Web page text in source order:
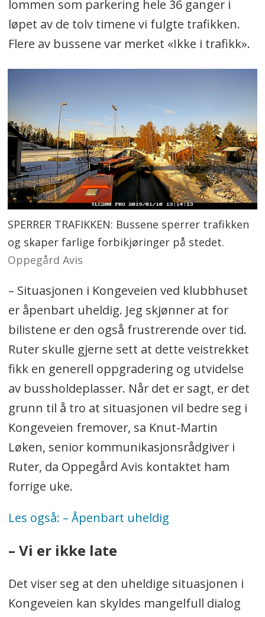
lommen som parkering hele 36 ganger i
løpet av de tolv timene vi fulgte trafikken.
Flere av bussene var merket «Ikke i trafikk».
SPERRER TRAFIKKEN: Bussene sperrer trafikken
og skaper farlige forbikjøringer på stedet.
Oppegård Avis
– Situasjonen i Kongeveien ved klubbhuset
er åpenbart uheldig. Jeg skjønner at for
bilistene er den også frustrerende over tid.
Ruter skulle gjerne sett at dette veistrekket
fikk en generell oppgradering og utvidelse
av bussholdeplasser. Når det er sagt, er det
grunn til å tro at situasjonen vil bedre seg i
Kongeveien fremover, sa Knut-Martin
Løken, senior kommunikasjonsrådgiver i
Ruter, da Oppegård Avis kontaktet ham
forrige uke.
Les også: – Åpenbart uheldig
– Vi er ikke late
Det viser seg at den uheldige situasjonen i
Kongeveien kan skyldes mangelfull dialog